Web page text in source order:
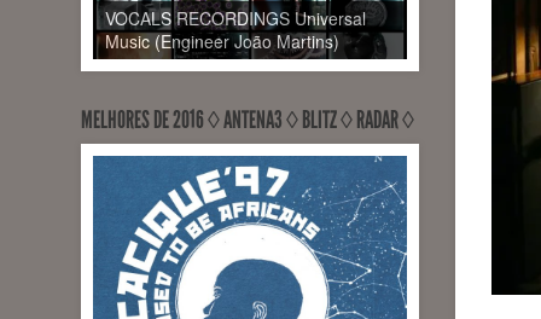
VOCALS RECORDINGS Universal
Music (Engineer João Martins)
MELHORES DE 2016 ◊ ANTENA3 ◊ BLITZ ◊ RADAR ◊